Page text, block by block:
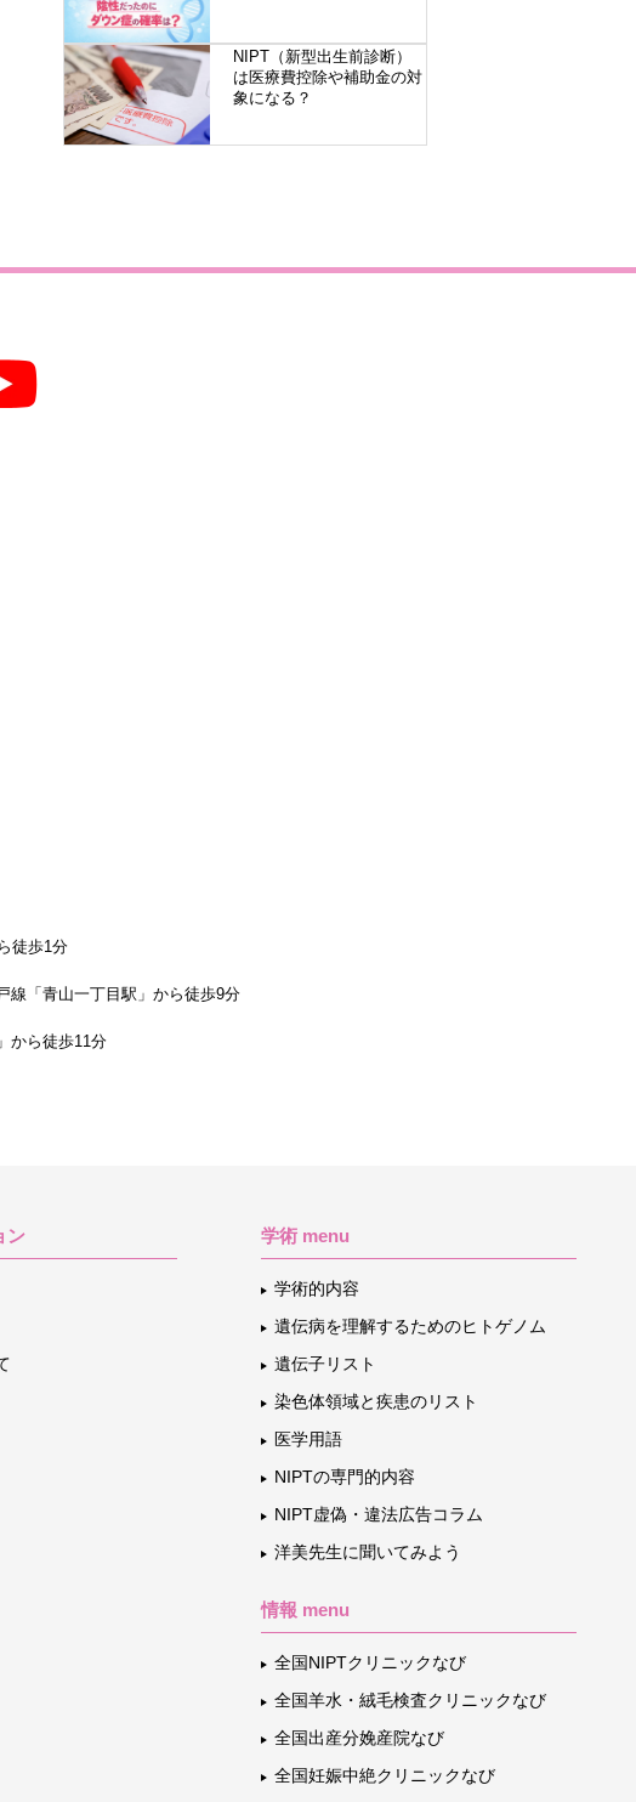
NIPT（新型出生前診断）
は医療費控除や補助金の対
象になる？
徒歩1分
線 「青山一丁目駅」から徒歩9分
から徒歩11分
ン 学術 menu
学術的内容
遺伝病を理解するためのヒトゲノム
遺伝子リスト
染色体領域と疾患のリスト
医学用語
NIPTの専門的内容
NIPT虚偽・違法広告コラム
洋美先生に聞いてみよう
情報 menu
全国NIPTクリニックなび
全国羊水・絨毛検査クリニックなび
全国出産分娩産院なび
全国妊娠中絶クリニックなび